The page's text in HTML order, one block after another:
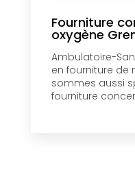
Fourniture
oxygène
Ambulatoire-
en fourniture de
sommes aussi
fourniture